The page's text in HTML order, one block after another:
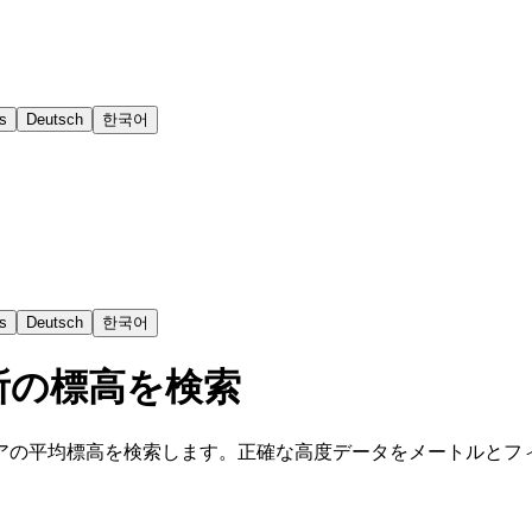
Deutsch 한국어
Deutsch 한국어
標高を検索
平均標高を検索します。正確な高度データをメートルと